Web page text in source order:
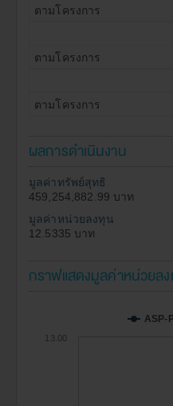
ผลการดำเนินงาน
มูลค่าทรัพย์สุทธิ
459,254,882.99 บาท
มูลค่าหน่วยลงทุน
12.5335 บาท
กราฟแสดงมูลค่าหน่วยล
ASP-
13.00